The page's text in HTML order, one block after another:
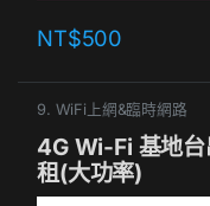
NT$500
9. WiFi上網&臨時網路
4G Wi-Fi 基地台
租(大功率)